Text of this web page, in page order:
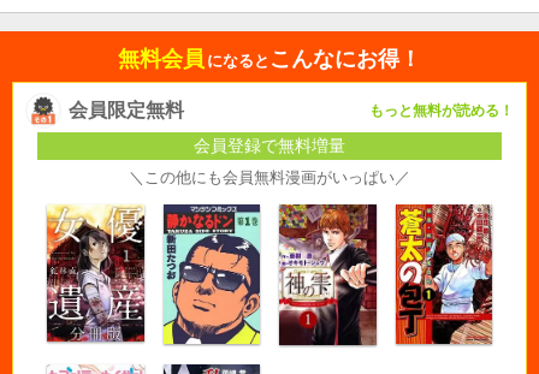
無料会員 になると こんなにお得！
会員限定無料 もっと無料が読める！
会員登録で無料増量
＼この他にも会員無料漫画がいっぱい／